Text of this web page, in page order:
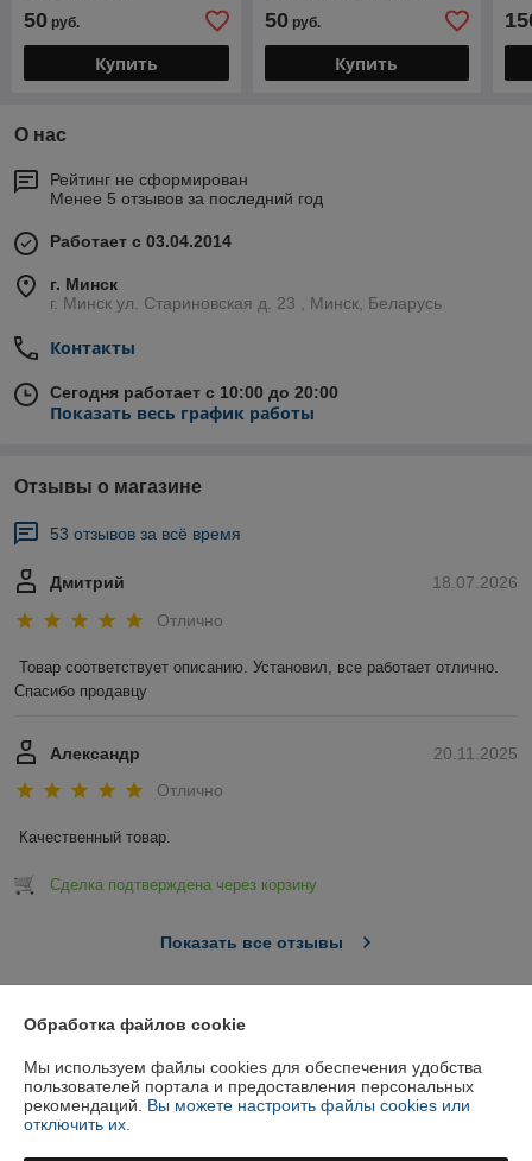
50 руб.
Купить
50руб.
Купить
О нас
Рейтинг не сформирован
Менее 5 отзывов за последний год
Работает с 03.04.2014
г. Минск
г. Минск ул. Стариновская д. 23 , Минск, Беларусь
Контакты
Сегодня работает с 10:00 до 20:00
Показать весь график работы
Отзывы о магазине
53 отзывов за всё время
18.07.2026
Дмитрий
Отлично
Товар соответствует описанию. Установил, все работает отлично.
Спасибо продавцу
20.11.2025
Александр
Отлично
Качественный товар.
Сделка подтверждена через корзину
Показать все отзывы
О нас
Контакты
Доставка и оплата
Обработка файлов cookie
Мы используем файлы cookies для обеспечения удобства
пользователей портала и предоставления персональных
рекомендаций. Вы можете настроить файлы cookies или
отключить их.